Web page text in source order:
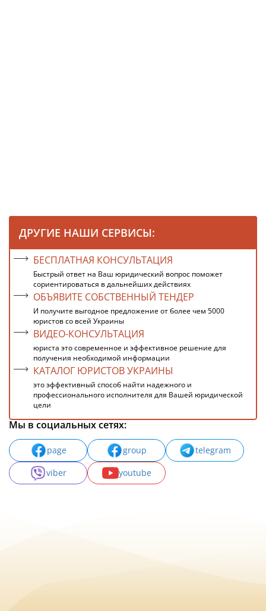
ДРУГИЕ НАШИ СЕРВИСЫ:
БЕСПЛАТНАЯ КОНСУЛЬТАЦИЯ
Быстрый ответ на Ваш юридический вопрос поможет
сориентироваться в дальнейших действиях
ОБЪЯВИТЕ СОБСТВЕННЫЙ ТЕНДЕР
И получите выгодное предложение от более чем 5000
юристов со всей Украины
ВИДЕО-КОНСУЛЬТАЦИЯ
юриста это современное и эффективное решение для
получения необходимой информации
КАТАЛОГ ЮРИСТОВ УКРАИНЫ
это эффективный способ найти надежного и
профессионального исполнителя для Вашей юридической
цели
Мы в социальных сетях:
page group
telegram
viber
youtube